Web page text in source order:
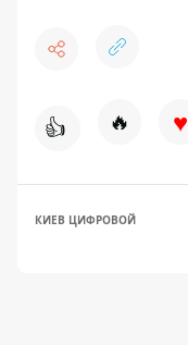
👍 🔥 ♥
КИЕВ ЦИФРОВОЙ